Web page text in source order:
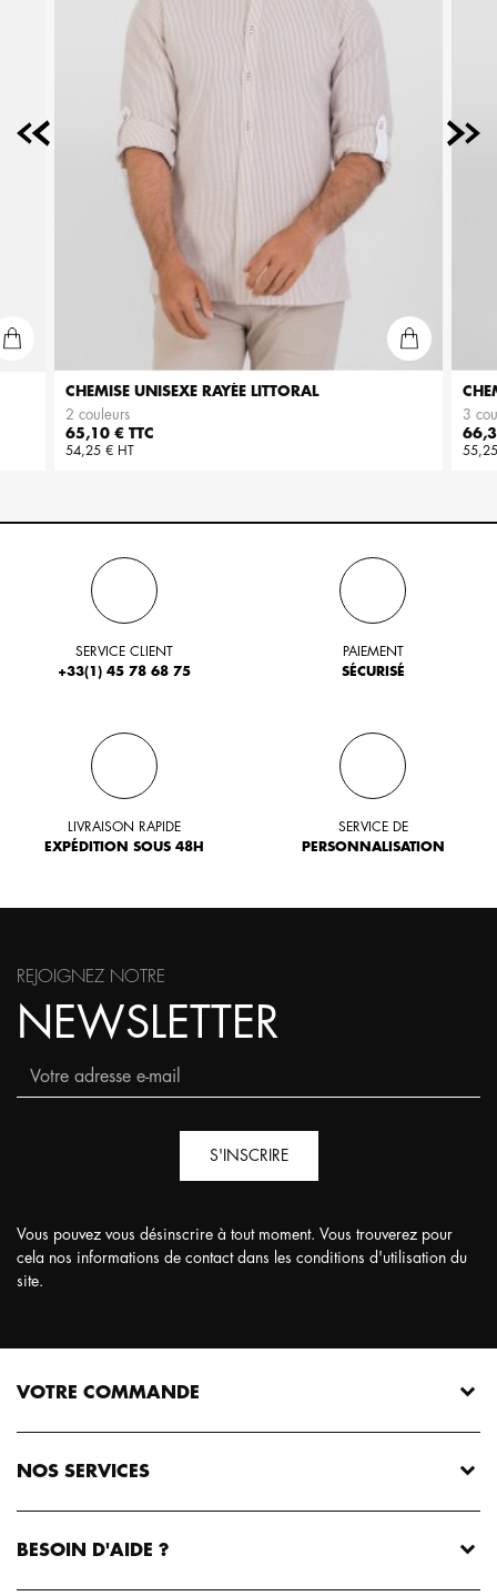
CHEMISE UNISEXE RAYÉE LITTORAL
2 couleurs
Prix
65,10 € TTC
54,25 € HT
3
Prix
SERVICE CLIENT
+33(1) 45 78 68 75
PAIEMENT
SÉCURISÉ
LIVRAISON RAPIDE
EXPÉDITION SOUS 48H
SERVICE DE
PERSONNALISATION
REJOIGNEZ NOTRE
NEWSLETTER
S'INSCRIRE
Vous pouvez vous désinscrire à tout moment. Vous trouverez pour
cela nos informations de contact dans les conditions d'utilisation du
site.
VOTRE COMMANDE
NOS SERVICES
BESOIN D'AIDE ?